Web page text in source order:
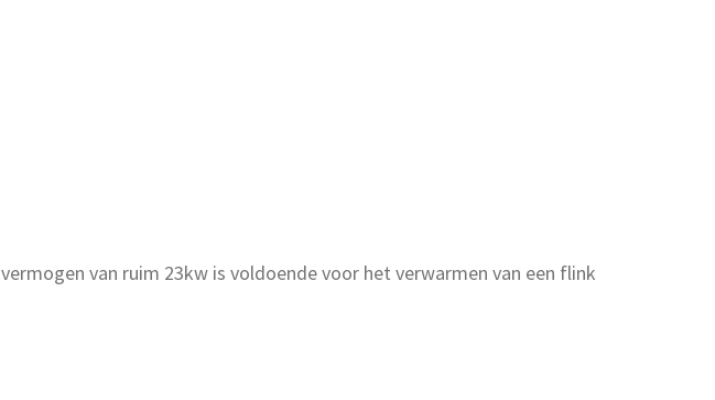
vermogen van ruim 23kw is voldoende voor het verwarmen van een flink